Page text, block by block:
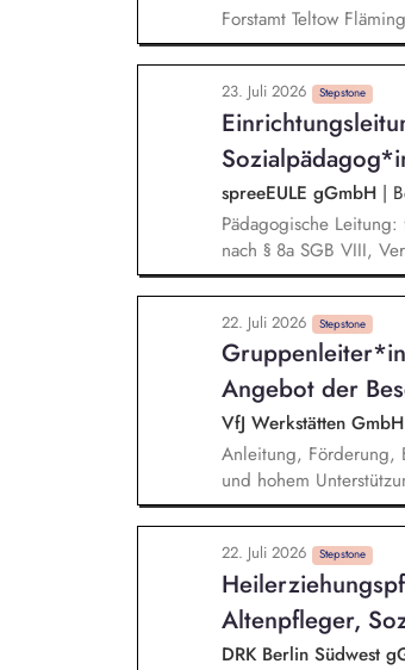
Forstamt Teltow
Umwelt- und
des forstlichen Arten-,
Revierleiter/innen auf
auf diesem Gebiet.
der Waldpädagogik
23. Juli 2026 Stepstone
spreeEULE gGmbH |
Pädagogische
nach § 8a SGB VIII,
Personalführung:
Fallbesprechungen,
und Verantwortung
sowie der
Steuerung der
Verantwortung für
Jugendämtern und
22. Juli 2026 Stepstone
Angebot der
VfJ Werkstätten GmbH
Anleitung, Förderung,
und hohem
individueller
Entwicklungsschritten
Bedarfs
Teilnehmer*innen
22. Juli 2026 Stepstone
Altenpfleger,
DRK Berlin Südwest